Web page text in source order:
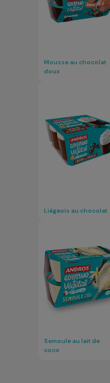
Mousse au chocolat
doux
Liégeois au chocolat
Semoule au lait de
coco